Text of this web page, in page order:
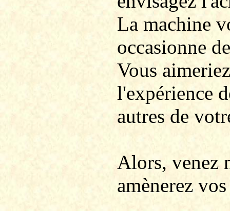
La machine
occasionne
Vous
l'expérience
autres de
Alors, venez
amènerez